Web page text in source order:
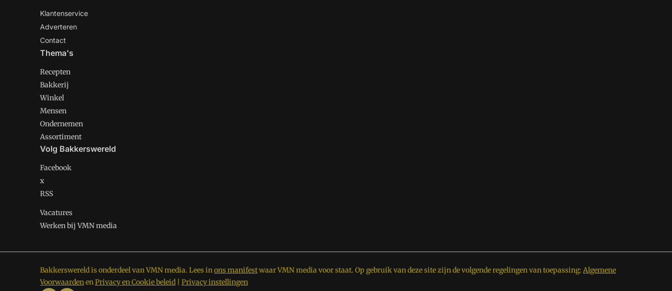
Klantenservice
Adverteren
Contact
Thema's
Recepten
Bakkerij
Winkel
Mensen
Ondernemen
Assortiment
Volg Bakkerswereld
Facebook
x
RSS
Vacatures
Werken bij VMN media
Bakkerswereld is onderdeel van VMN media. Lees inons manifestwaar VMN media voor staat. Op gebruik van deze site zijn de volgende regelingen van toepassing: Algemene
VoorwaardenenPrivacy en Cookie beleid Privacy instellingen